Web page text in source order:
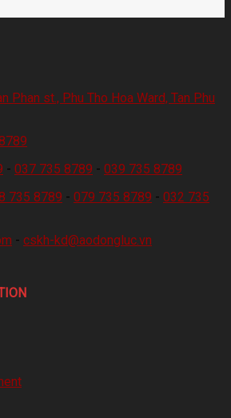
Phan st., Phu Tho Hoa Ward, Tan Phu
- 037 735 8789 - 039 735 8789
735 8789 - 079 735 8789 - 032 735
- cskh-kd@aodongluc.vn